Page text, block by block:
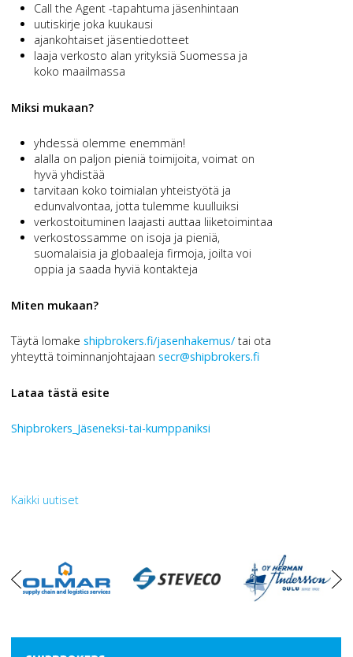
Call the Agent -tapahtuma jäsenhintaan
uutiskirje joka kuukausi
ajankohtaiset jäsentiedotteet
laaja verkosto alan yrityksiä Suomessa ja
koko maailmassa
Miksi mukaan?
yhdessä olemme enemmän!
alalla on paljon pieniä toimijoita, voimat on
hyvä yhdistää
tarvitaan koko toimialan yhteistyötä ja
edunvalvontaa, jotta tulemme kuulluiksi
verkostoituminen laajasti auttaa liiketoimintaa
verkostossamme on isoja ja pieniä,
suomalaisia ja globaaleja firmoja, joilta voi
oppia ja saada hyviä kontakteja
Miten mukaan?
Täytä lomakeshipbrokers.fi/jasenhakemus/tai ota
yhteyttä toiminnanjohtajaansecr@shipbrokers.fi
Lataa tästä esite
Shipbrokers_Jäseneksi-tai-kumppaniksi
Kaikki uutiset
vasen
oikea